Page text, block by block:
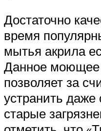
Достаточно
время
мытья акрила
Данное моющее
позволяет за
устранить
старые